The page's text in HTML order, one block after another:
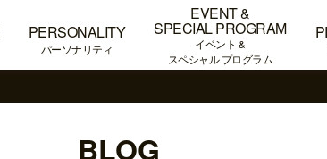
PERSONALITY
パーソナリティ
EVENT &
SPECIAL PROGRAM
イベント &
スペシャル プログラム
BLOG